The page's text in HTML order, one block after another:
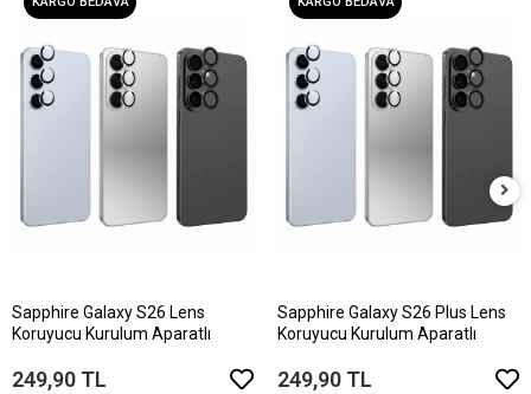
Sapphire Galaxy S26 Lens
Koruyucu Kurulum Aparatlı
249,90 TL
Sapphire Galaxy S26 Plus Lens
Koruyucu Kurulum Aparatlı
249,90 TL